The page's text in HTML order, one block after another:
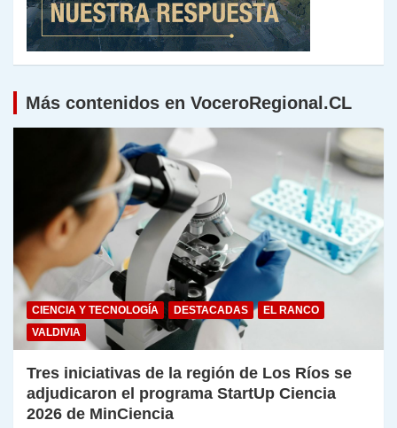
Más contenidos en VoceroRegional.CL
CIENCIA Y TECNOLOGÍA DESTACADAS
EL RANCO
VALDIVIA
Tres iniciativas de la región de Los Ríos se
adjudicaron el programa StartUp Ciencia
2026 de MinCiencia